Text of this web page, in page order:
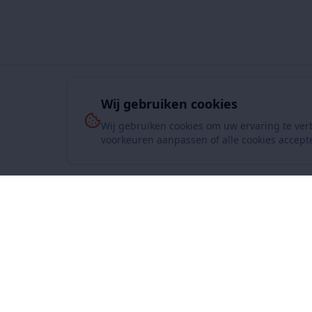
Wij gebruiken cookies
Wij gebruiken cookies om uw ervaring te
voorkeuren aanpassen of alle cookies